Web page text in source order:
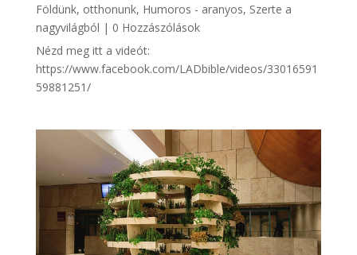
Földünk, otthonunk, Humoros - aranyos, Szerte a
nagyvilágból | 0 Hozzászólások
Nézd meg itt a videót:
https://www.facebook.com/LADbible/videos/33016591
59881251/